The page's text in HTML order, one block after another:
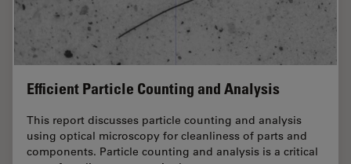
Efficient Particle Counting and Analysis
This report discusses particle counting and analysis
using optical microscopy for cleanliness of parts and
components. Particle counting and analysis is a critical